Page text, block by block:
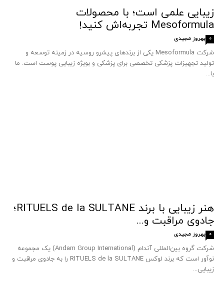
زیبایی علمی است؛ با محصولات
Mesoformula تجربه‌اش کنید!
بهروز مجیدی 0
شرکت Mesoformula یکی از برندهای پیشرو روسیه در زمینه توسعه و
تولید تجهیزات پزشکی تخصصی برای پزشکی و بویژه زیبایی پوست است. ما
با...
هنر زیبایی با برند RITUELS de la SULTANE؛
جادوی مراقبت و...
بهروز مجیدی 0
شرکت گروه بین‌المللی آندام (Andam Group International) یک مجموعه
نوآور است که برند لوکس RITUELS de la SULTANE را به جادوی مراقبت و
زیبایی...